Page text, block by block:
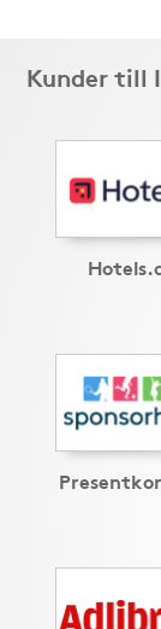
Kunder till